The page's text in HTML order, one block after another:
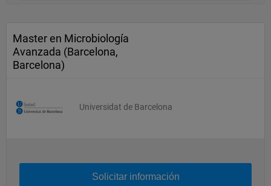
Master en Microbiología
Avanzada (Barcelona,
Barcelona)
Universidat de Barcelona
Solicitar información